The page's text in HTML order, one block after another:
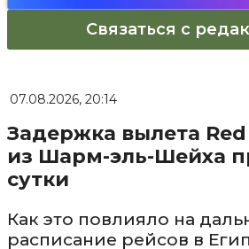
Связаться с
07.08.2026, 20:14
Задержка вылета
из Шарм-эль-Шейха
сутки
Как это повлияло на
расписание рейсов в